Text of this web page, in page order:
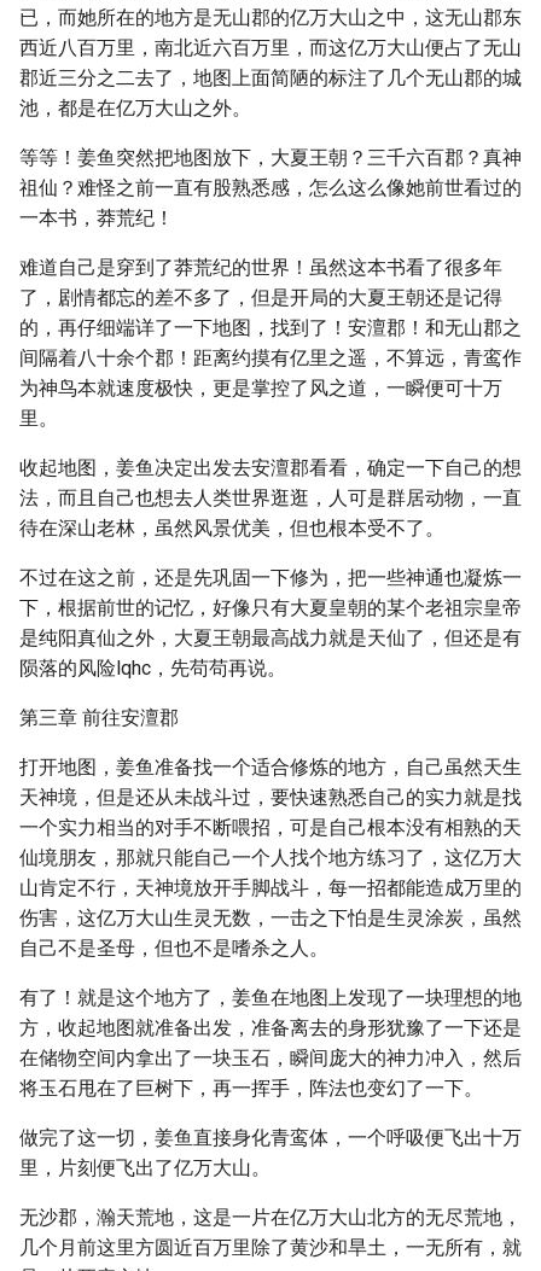
已，而她所在的地方是无山郡的亿万大山之中，这无山郡东
西近八百万里，南北近六百万里，而这亿万大山便占了无山
郡近三分之二去了，地图上面简陋的标注了几个无山郡的城
池，都是在亿万大山之外。
等等！姜鱼突然把地图放下，大夏王朝？三千六百郡？真神
祖仙？难怪之前一直有股熟悉感，怎么这么像她前世看过的
一本书，莽荒纪！
难道自己是穿到了莽荒纪的世界！虽然这本书看了很多年
了，剧情都忘的差不多了，但是开局的大夏王朝还是记得
的，再仔细端详了一下地图，找到了！安澶郡！和无山郡之
间隔着八十余个郡！距离约摸有亿里之遥，不算远，青鸾作
为神鸟本就速度极快，更是掌控了风之道，一瞬便可十万
里。
收起地图，姜鱼决定出发去安澶郡看看，确定一下自己的想
法，而且自己也想去人类世界逛逛，人可是群居动物，一直
待在深山老林，虽然风景优美，但也根本受不了。
不过在这之前，还是先巩固一下修为，把一些神通也凝炼一
下，根据前世的记忆，好像只有大夏皇朝的某个老祖宗皇帝
是纯阳真仙之外，大夏王朝最高战力就是天仙了，但还是有
陨落的风险lqhc，先苟苟再说。
第三章 前往安澶郡
打开地图，姜鱼准备找一个适合修炼的地方，自己虽然天生
天神境，但是还从未战斗过，要快速熟悉自己的实力就是找
一个实力相当的对手不断喂招，可是自己根本没有相熟的天
仙境朋友，那就只能自己一个人找个地方练习了，这亿万大
山肯定不行，天神境放开手脚战斗，每一招都能造成万里的
伤害，这亿万大山生灵无数，一击之下怕是生灵涂炭，虽然
自己不是圣母，但也不是嗜杀之人。
有了！就是这个地方了，姜鱼在地图上发现了一块理想的地
方，收起地图就准备出发，准备离去的身形犹豫了一下还是
在储物空间内拿出了一块玉石，瞬间庞大的神力冲入，然后
将玉石甩在了巨树下，再一挥手，阵法也变幻了一下。
做完了这一切，姜鱼直接身化青鸾体，一个呼吸便飞出十万
里，片刻便飞出了亿万大山。
无沙郡，瀚天荒地，这是一片在亿万大山北方的无尽荒地，
几个月前这里方圆近百万里除了黄沙和旱土，一无所有，就